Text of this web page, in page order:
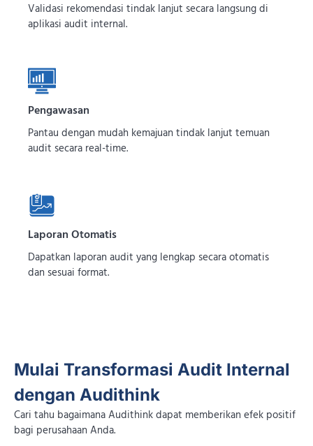
Validasi rekomendasi tindak lanjut secara langsung di
aplikasi audit internal.
Pengawasan
Pantau dengan mudah kemajuan tindak lanjut temuan
audit secara real-time.
Laporan Otomatis
Dapatkan laporan audit yang lengkap secara otomatis
dan sesuai format.
Mulai Transformasi Audit Internal
dengan Audithink
Cari tahu bagaimana Audithink dapat memberikan efek positif
bagi perusahaan Anda.